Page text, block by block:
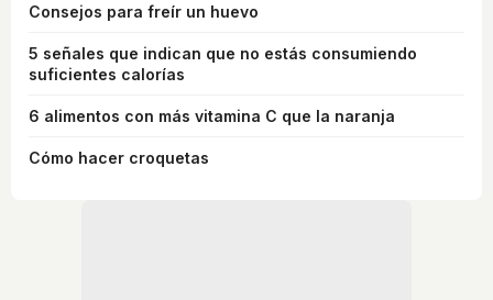
Consejos para freír un huevo
5 señales que indican que no estás consumiendo
suficientes calorías
6 alimentos con más vitamina C que la naranja
Cómo hacer croquetas